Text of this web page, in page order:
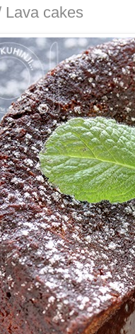
Lava cakes